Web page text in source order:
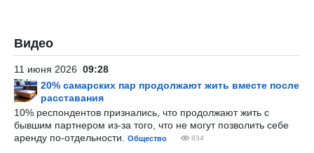
Видео
11 июня 2026 09:28
20% самарских пар продолжают жить вместе после
расставания
10% респондентов признались, что продолжают жить с
бывшим партнером из-за того, что не могут позволить себе
аренду по-отдельности.
Общество 834